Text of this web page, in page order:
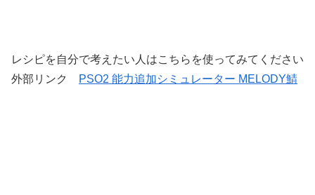
レシピを自分で考えたい人はこちらを使ってみてください
外部リンク
PSO2 能力追加シミュレーター MELODY鯖